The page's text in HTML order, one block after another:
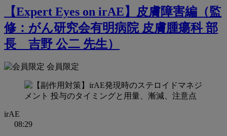
【Expert Eyes on irAE】皮膚障害編（監
修：がん研究会有明病院 皮膚腫瘍科 部
長 吉野 公二 先生）
会員限定
irAE
08:29